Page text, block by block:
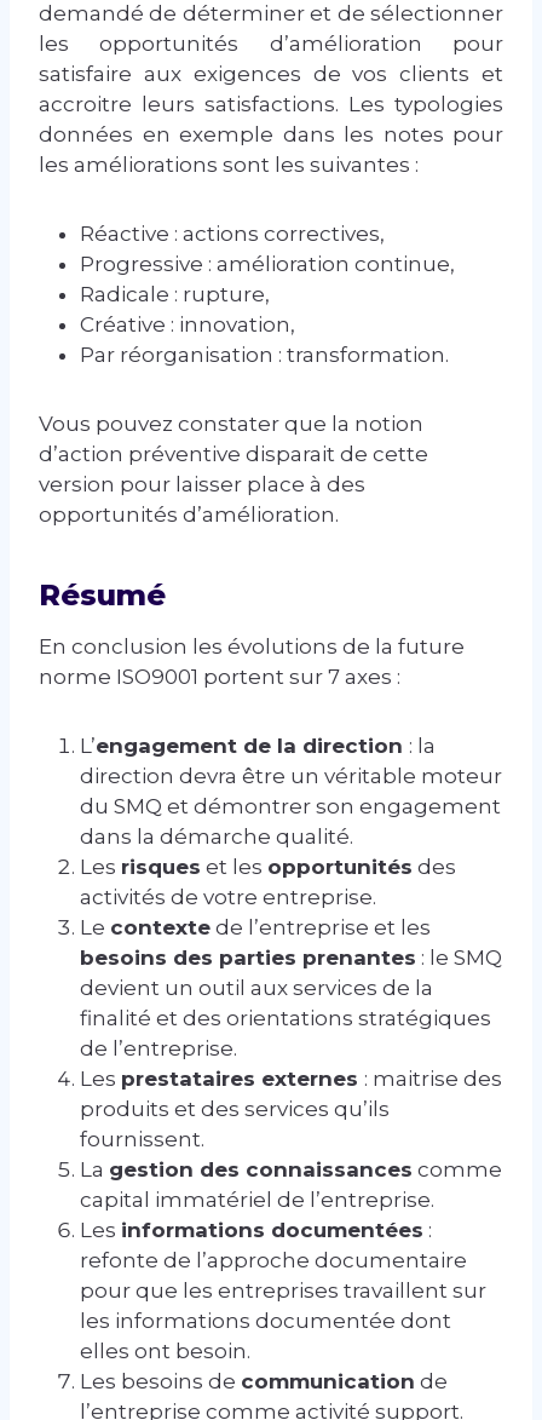
demandé de déterminer et de sélectionner
les opportunités d’amélioration pour
satisfaire aux exigences de vos clients et
accroitre leurs satisfactions. Les typologies
données en exemple dans les notes pour
les améliorations sont les suivantes :
Réactive : actions correctives,
Progressive : amélioration continue,
Radicale : rupture,
Créative : innovation,
Par réorganisation : transformation.
Vous pouvez constater que la notion
d’action préventive disparait de cette
version pour laisser place à des
opportunités d’amélioration.
Résumé
En conclusion les évolutions de la future
norme ISO9001 portent sur 7 axes :
L’engagement de la direction : la
direction devra être un véritable moteur
du SMQ et démontrer son engagement
dans la démarche qualité.
Les risques et les opportunités des
activités de votre entreprise.
Le contexte de l’entreprise et les
besoins des parties prenantes : le SMQ
devient un outil aux services de la
finalité et des orientations stratégiques
de l’entreprise.
Les prestataires externes : maitrise des
produits et des services qu’ils
fournissent.
La gestion des connaissances comme
capital immatériel de l’entreprise.
Les informations documentées :
refonte de l’approche documentaire
pour que les entreprises travaillent sur
les informations documentée dont
elles ont besoin.
Les besoins de communication de
l’entreprise comme activité support.